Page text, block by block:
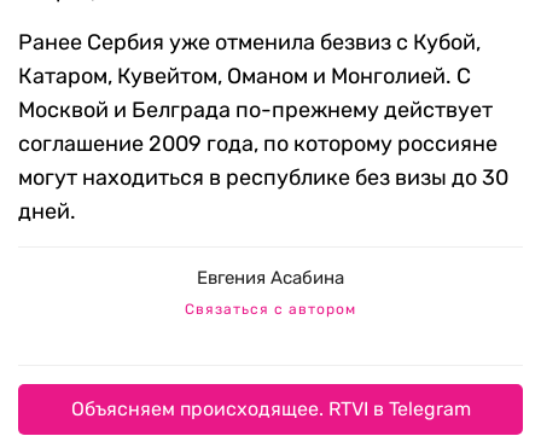
Ранее Сербия уже отменила безвиз с Кубой,
Катаром, Кувейтом, Оманом и Монголией. С
Москвой и Белграда по-прежнему действует
соглашение 2009 года, по которому россияне
могут находиться в республике без визы до 30
дней.
Евгения Асабина
Связаться с автором
Объясняем происходящее. RTVI в Telegram